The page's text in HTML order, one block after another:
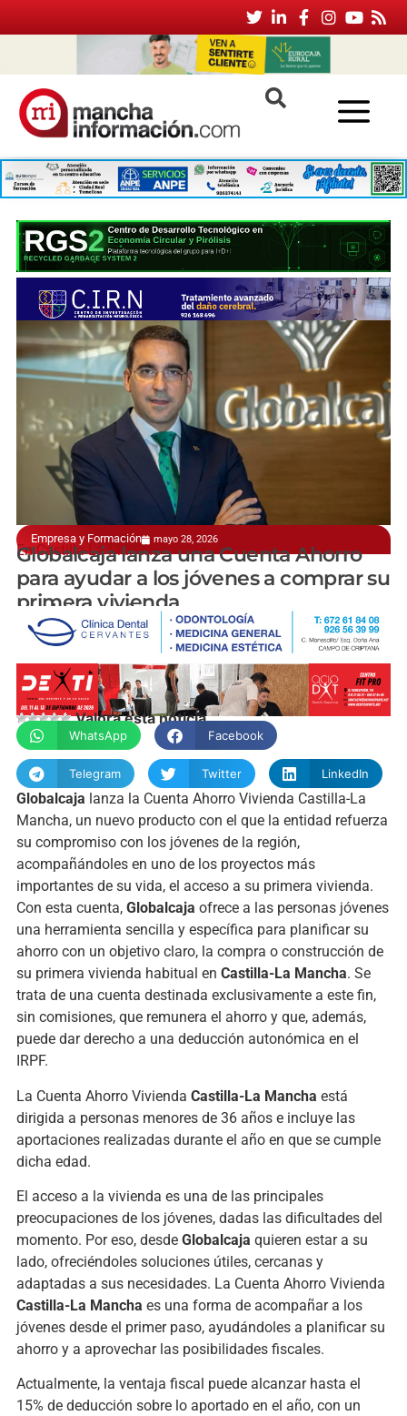
Empresa y Formación mayo 28, 2026
En Castilla-La Mancha
Globalcaja lanza una Cuenta Ahorro
para ayudar a los jóvenes a comprar su
primera vivienda
manchainformacion.com
Valora esta noticia
WhatsApp Facebook
Telegram Twitter LinkedIn
Globalcaja lanza la Cuenta Ahorro Vivienda Castilla-La
Mancha, un nuevo producto con el que la entidad refuerza
su compromiso con los jóvenes de la región,
acompañándoles en uno de los proyectos más
importantes de su vida, el acceso a su primera vivienda.
Con esta cuenta, Globalcaja ofrece a las personas jóvenes
una herramienta sencilla y específica para planificar su
ahorro con un objetivo claro, la compra o construcción de
su primera vivienda habitual en Castilla-La Mancha. Se
trata de una cuenta destinada exclusivamente a este fin,
sin comisiones, que remunera el ahorro y que, además,
puede dar derecho a una deducción autonómica en el
IRPF.
La Cuenta Ahorro Vivienda Castilla-La Mancha está
dirigida a personas menores de 36 años e incluye las
aportaciones realizadas durante el año en que se cumple
dicha edad.
El acceso a la vivienda es una de las principales
preocupaciones de los jóvenes, dadas las dificultades del
momento. Por eso, desde Globalcaja quieren estar a su
lado, ofreciéndoles soluciones útiles, cercanas y
adaptadas a sus necesidades. La Cuenta Ahorro Vivienda
Castilla-La Mancha es una forma de acompañar a los
jóvenes desde el primer paso, ayudándoles a planificar su
ahorro y a aprovechar las posibilidades fiscales.
Actualmente, la ventaja fiscal puede alcanzar hasta el
15% de deducción sobre lo aportado en el año, con un